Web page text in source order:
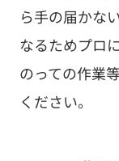
ら手の届かな
なるためプロ
のっての作業
ください。